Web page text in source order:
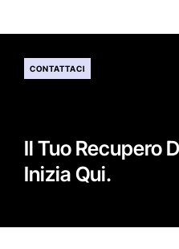
CONTATTACI
Il Tuo Recupero
Inizia Qui.